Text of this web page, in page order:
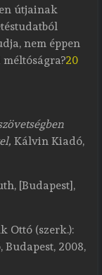
útjainak
nem éppen
20
Kálvin Kiadó,
[Budapest],
Ottó (szerk.):
2008,